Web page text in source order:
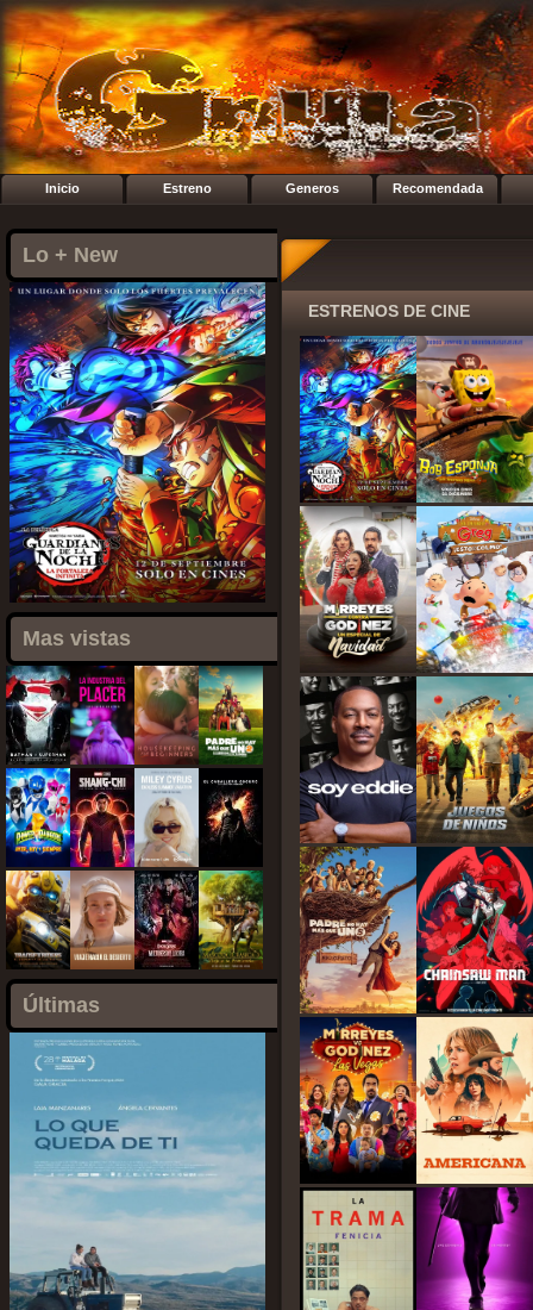
Inicio Estreno Generos Recomendada
Lo + New
Mas vistas
Últimas
ESTRENOS DE CINE